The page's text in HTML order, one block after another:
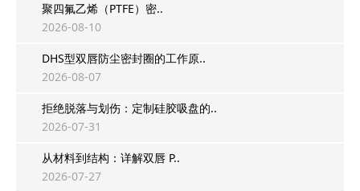
聚四氟乙烯（PTFE）密..
2026-08-10
DHS型双唇防尘密封圈的工作原..
2026-08-07
拒绝脱落与划伤：定制硅胶吸盘的..
2026-07-31
从材料到结构：详解双唇 P..
2026-07-27